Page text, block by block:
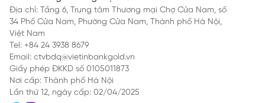
Địa chỉ: Tầng 6, Trung tâm Thương mại Chợ Cửa Nam, số
34 Phố Cửa Nam, Phường Cửa Nam, Thành phố Hà Nội,
Việt Nam
Tel: +84 24 3938 8679
Email: ctvbdq@vietinbankgold.vn
Giấy phép ĐKKD số 0105011873
Nơi cấp: Thành phố Hà Nội
Lần thứ 12, ngày cấp: 02/04/2025